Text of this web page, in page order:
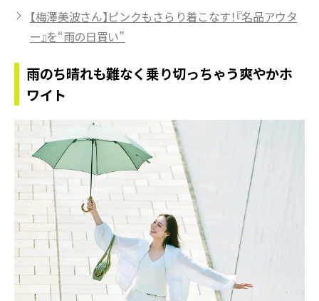
【梅澤美波さん】ピンクもさらり着こなす！『名品アウタ
ー』を“雨の日買い”
雨のち晴れも難なく乗り切っちゃう爽やかホ
ワイト